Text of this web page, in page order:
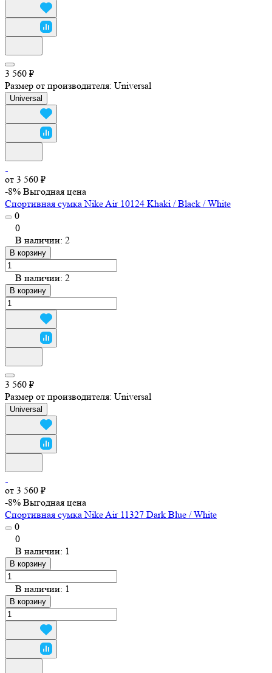
3 560 ₽
Размер от производителя: Universal
Universal
от 3 560 ₽
-8% Выгодная цена
Спортивная сумка Nike Air 10124 Khaki / Black / White
0
0
В наличии: 2
В корзину
В наличии: 2
В корзину
3 560 ₽
Размер от производителя: Universal
Universal
от 3 560 ₽
-8% Выгодная цена
Спортивная сумка Nike Air 11327 Dark Blue / White
0
0
В наличии: 1
В корзину
В наличии: 1
В корзину